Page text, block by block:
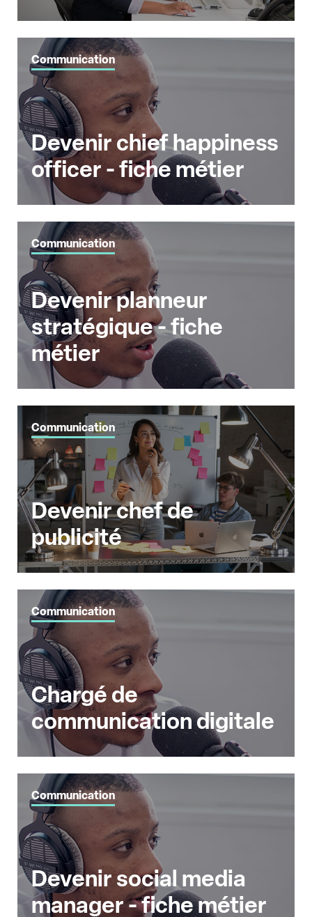
Communication
Devenir chief happiness
officer - fiche métier
Communication
Devenir planneur
stratégique - fiche
métier
Communication
Devenir chef de
publicité
Communication
Chargé de
communication digitale
Communication
Devenir social media
manager - fiche métier